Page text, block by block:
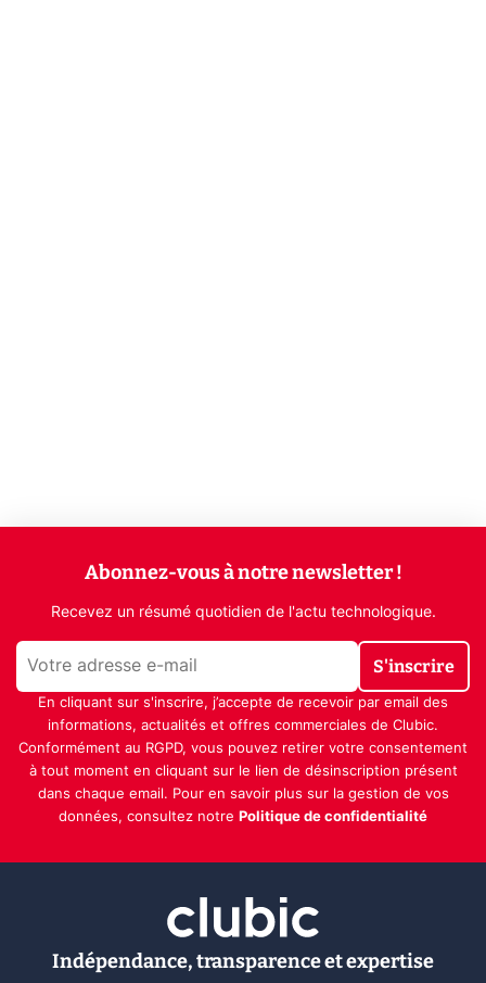
Abonnez-vous à notre newsletter !
Recevez un résumé quotidien de l'actu technologique.
S'inscrire
En cliquant sur s'inscrire, j’accepte de recevoir par email des
informations, actualités et offres commerciales de Clubic.
Conformément au RGPD, vous pouvez retirer votre consentement
à tout moment en cliquant sur le lien de désinscription présent
dans chaque email. Pour en savoir plus sur la gestion de vos
données, consultez notre Politique de confidentialité
Indépendance, transparence et expertise